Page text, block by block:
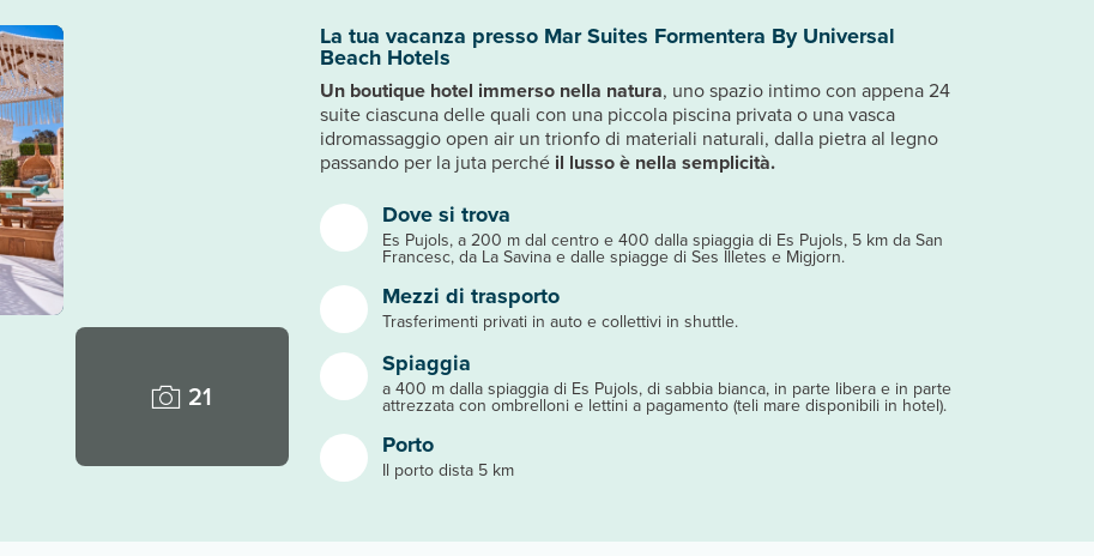
21
Dove si trova
Es Pujols, a 200 m dal centro e 400 dalla spiaggia di Es Pujols, 5 km da San
Francesc, da La Savina e dalle spiagge di Ses Illetes e Migjorn.
Mezzi di trasporto
Trasferimenti privati in auto e collettivi in shuttle.
Spiaggia
a 400 m dalla spiaggia di Es Pujols, di sabbia bianca, in parte libera e in parte
attrezzata con ombrelloni e lettini a pagamento (teli mare disponibili in hotel).
Porto
Il porto dista 5 km
La tua vacanza presso Mar Suites Formentera By Universal
Beach Hotels
Un boutique hotel immerso nella natura, uno spazio intimo con appena 24
suite ciascuna delle quali con una piccola piscina privata o una vasca
idromassaggio open air un trionfo di materiali naturali, dalla pietra al legno
passando per la juta perché il lusso è nella semplicità.